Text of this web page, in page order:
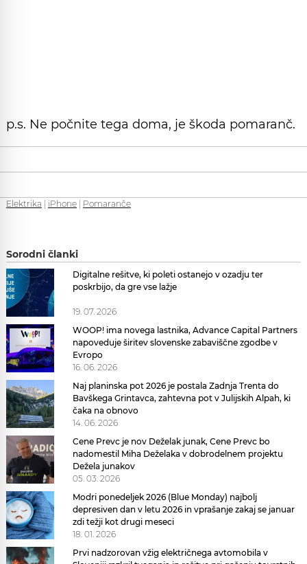
p.s. Ne počnite tega doma, je škoda pomaranč.
Elektrika iPhone Pomaranče
Sorodni članki
Digitalne rešitve, ki poleti ostanejo v ozadju ter
poskrbijo, da gre vse lažje
19. 07. 2026
WOOP! ima novega lastnika, Advance Capital Partners
napoveduje širitev slovenske zabaviščne zgodbe v
Evropo
16. 06. 2026
Naj planinska pot 2026 je postala Zadnja Trenta do
Bavškega Grintavca, zahtevna pot v Julijskih Alpah, ki
čaka na obnovo
14. 06. 2026
Cene Prevc je nov Deželak junak, Cene Prevc bo
nadomestil Miha Deželaka v dobrodelnem projektu
Dežela junakov
05. 03. 2026
Modri ponedeljek 2026 (Blue Monday) najbolj
depresiven dan v letu 2026 in vprašanje zakaj se januar
zdi težji kot drugi meseci
18. 01. 2026
Prvi nadzorovan vžig električnega avtomobila v